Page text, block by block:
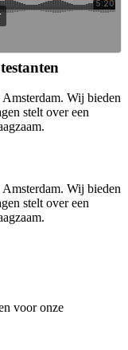
Wij bieden
stelt over een
Wij bieden
stelt over een
voor onze